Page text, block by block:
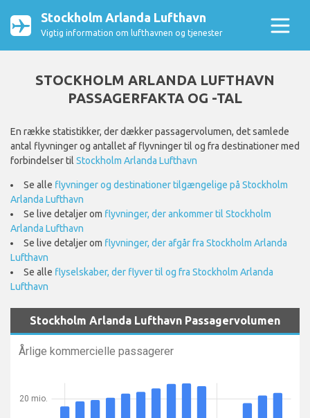
Stockholm Arlanda Lufthavn
Vigtig information om lufthavnen og tjenester
STOCKHOLM ARLANDA LUFTHAVN
PASSAGERFAKTA OG -TAL
En række statistikker, der dækker passagervolumen, det samlede
antal flyvninger og antallet af flyvninger til og fra destinationer med
forbindelser til Stockholm Arlanda Lufthavn
Se alle flyvninger og destinationer tilgængelige på Stockholm
Arlanda Lufthavn
Se live detaljer om flyvninger, der ankommer til Stockholm
Arlanda Lufthavn
Se live detaljer om flyvninger, der afgår fra Stockholm Arlanda
Lufthavn
Se alle flyselskaber, der flyver til og fra Stockholm Arlanda
Lufthavn
Stockholm Arlanda Lufthavn Passagervolumen
Årlige kommercielle passagerer
20 mio.